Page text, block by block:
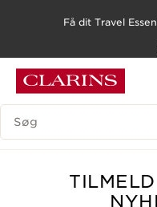
HOP TIL INDHOLD
GÅ TIL BUND
Få dit Travel
SØGEVINDUE